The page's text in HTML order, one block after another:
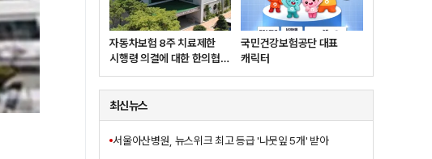
자동차보험 8주 치료제한
시행령 의결에 대한 한의협
입장
국민건강보험공단 대표
캐릭터
최신뉴스
서울아산병원, 뉴스위크 최고 등급 '나뭇잎 5개' 받아